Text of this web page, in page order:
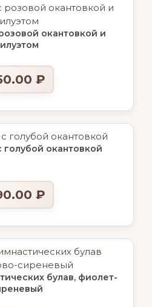
окантовкой и
₽
голубой окантовкой
₽
булав, фиолет-